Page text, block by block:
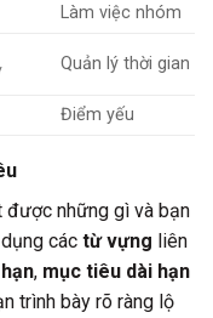
Làm việc nhóm
Quản lý thời gian
Điểm yếu
được những gì và bạn
các từ vựng liên
, mục tiêu dài hạn
trình bày rõ ràng lộ